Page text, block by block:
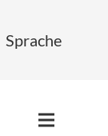
Sprache